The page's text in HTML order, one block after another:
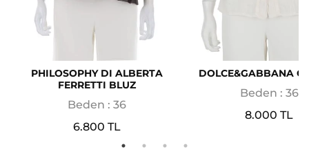
PHILOSOPHY DI ALBERTA
FERRETTI BLUZ
Beden : 36
6.800 TL
DOLCE&GABBANA
Beden : 36
8.000 TL